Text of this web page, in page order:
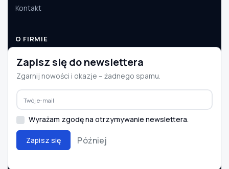
Kontakt
O FIRMIE
O nas
Dane firmy
Aktualności
Współpraca B2B
© 2008–2026 e-autoparts.pl · Wszelkie prawa zastrzeżone
Zapisz się do newslettera
Zgarnij nowości i okazje – żadnego spamu.
Wyrażam zgodę na otrzymywanie newslettera.
Zapisz się Później